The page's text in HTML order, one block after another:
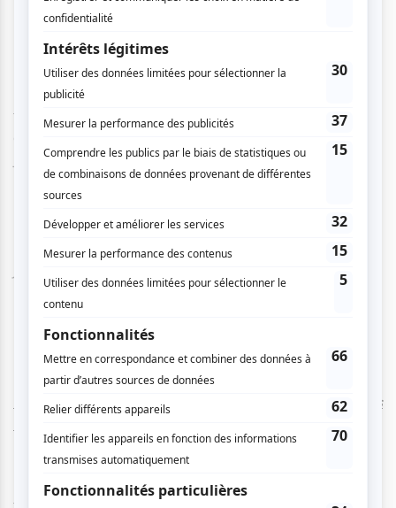
dialogues aient l’air réalistes et confortables dans la
Finalement, bien que Quentin Dupieux nous livre un film
fascinant dans la forme et loufoque dans le fond, l’idée
Je n’ai jamais écrit des pièces et je ne pense pas en
écrire dans le futur. Je ne connais rien à la mise en scène
de théâtre et je ne me sentirais pas légitime de faire du
théâtre, alors qu’en cinéma, mon outil je le forge depuis
que j’ai 15 ans. À chaque film, j’apprends des choses et
que quelqu’un fasse une mise en scène théâtrale d’
Poste!,ça oui !
Un non-sens spatio-temporel : découverte d’un univers
Dupieux nous transpose dans un univers complètement
fictif, hors du temps, où internet, les machines à écrire, les